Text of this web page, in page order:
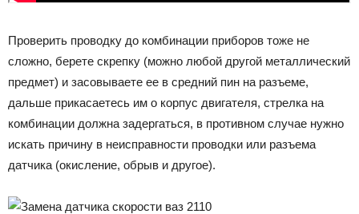
Проверить проводку до комбинации приборов тоже не
сложно, берете скрепку (можно любой другой металлический
предмет) и засовываете ее в средний пин на разъеме,
дальше прикасаетесь им о корпус двигателя, стрелка на
комбинации должна задергаться, в противном случае нужно
искать причину в неисправности проводки или разъема
датчика (окисление, обрыв и другое).